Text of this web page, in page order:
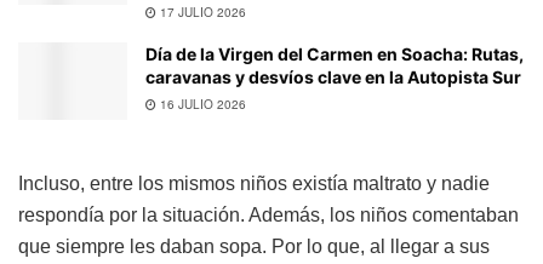
17 JULIO 2026
Día de la Virgen del Carmen en Soacha: Rutas,
caravanas y desvíos clave en la Autopista Sur
16 JULIO 2026
Incluso, entre los mismos niños existía maltrato y nadie
respondía por la situación. Además, los niños comentaban
que siempre les daban sopa. Por lo que, al llegar a sus